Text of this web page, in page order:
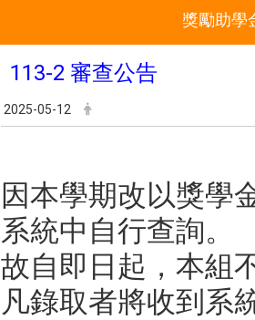
獎勵助學
113-2 審查公告
2025-05-12
因本學期改以獎學
系統中自行查詢。
故自即日起，本組
凡錄取者將收到系